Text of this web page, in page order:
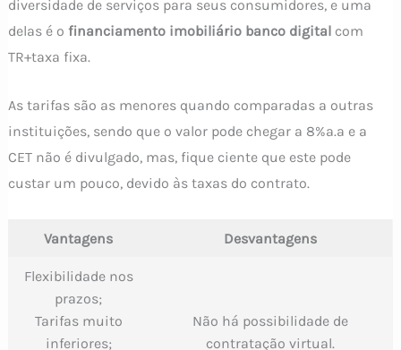
diversidade de serviços para seus consumidores, e uma
delas é o financiamento imobiliário banco digitalcom
TR+taxa fixa.
As tarifas são as menores quando comparadas a outras
instituições, sendo que o valor pode chegar a 8%a.a e a
CET não é divulgado, mas, fique ciente que este pode
custar um pouco, devido às taxas do contrato.
Vantagens Desvantagens
Flexibilidade nos
prazos;
Tarifas muito
inferiores;
Não há possibilidade de
contratação virtual.